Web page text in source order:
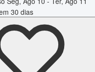
30 dias